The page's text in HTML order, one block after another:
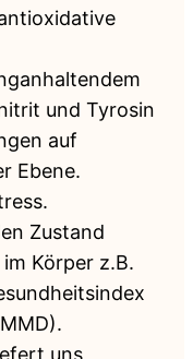
und Tyrosin
auf
Ebene.
Zustand
Körper z.B.
uns